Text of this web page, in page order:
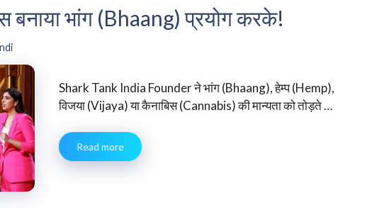
बनाया भांग (Bhaang) प्रयोग करके!
Shark Tank India Founder ने भांग (Bhaang), हेम्प (Hemp),
विजया (Vijaya) या कैनाबिस (Cannabis) की मान्यता को तोड़ते …
Read more